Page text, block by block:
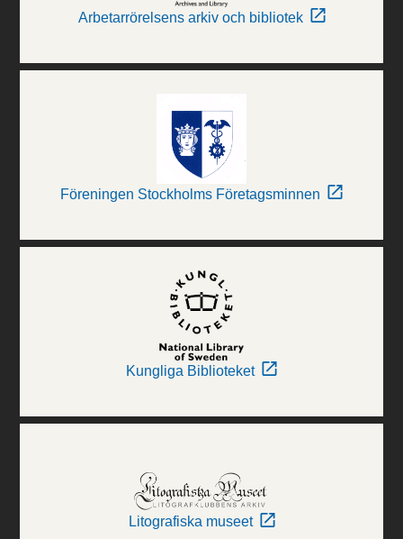
Arbetarrörelsens arkiv och bibliotek
Föreningen Stockholms Företagsminnen
Kungliga Biblioteket
Litografiska museet